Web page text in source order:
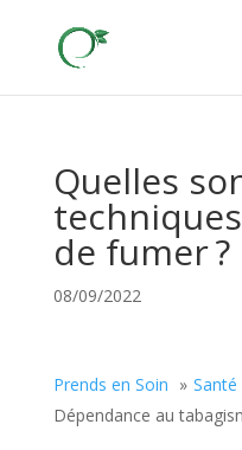
Quelles
de fumer ?
08/09/2022
Prends en Soin Santé
Dépendance au